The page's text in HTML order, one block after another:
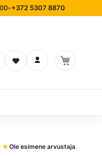
•+372 5307 8870
Soovinimekiri
Logi sisse
Ole esimene arvustaja